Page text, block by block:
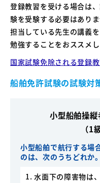
登録教習を受ける場合は
験を受験する必要はありま
担当している先生の講義
勉強することをおススメし
国家試験免除される登録
船舶免許試験の試験対
小型船舶操
（1
小型船舶で航行する場
のは、次のうちどれか。
1. 水面下の障害物は